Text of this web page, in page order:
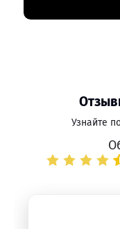
Узнайте